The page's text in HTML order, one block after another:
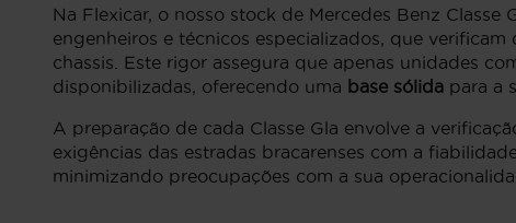
Na Flexicar, o nosso stock de Mercedes Benz
engenheiros e técnicos especializados, que
chassis. Este rigor assegura que apenas unidades
disponibilizadas, oferecendo uma base sólida para a
A preparação de cada Classe Gla envolve a
exigências das estradas bracarenses com a
minimizando preocupações com a sua